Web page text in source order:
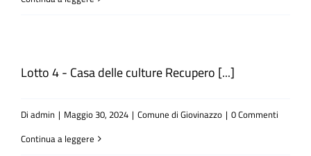
Lotto 4 - Casa delle culture Recupero [...]
Di admin | Maggio 30, 2024 | Comune di Giovinazzo | 0 Commenti
Continua a leggere